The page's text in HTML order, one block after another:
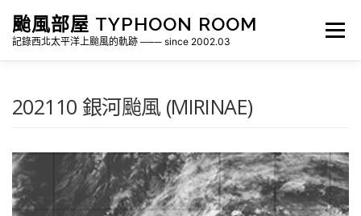
颱風部屋 TYPHOON ROOM
記錄西北太平洋上颱風的軌跡 ─── since 2002.03
選單
各地瞬間風速紀錄 侵台颱風新聞剪報 氣象相關資源
202110 銀河颱風 (MIRINAE)